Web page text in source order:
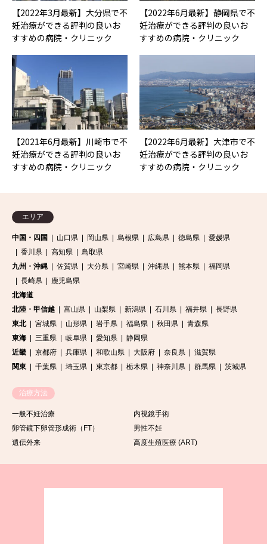
【2022年3月最新】大分県で不
妊治療ができる評判の良いお
すすめの病院・クリニック
【2022年6月最新】静岡県で不
妊治療ができる評判の良いお
すすめの病院・クリニック
【2021年6月最新】川崎市で不
妊治療ができる評判の良いお
すすめの病院・クリニック
【2022年6月最新】大津市で不
妊治療ができる評判の良いお
すすめの病院・クリニック
エリア
中国・四国 山口県 岡山県 島根県 広島県 徳島県
愛媛県
香川県
高知県
鳥取県
九州・沖縄
佐賀県 大分県 宮崎県 沖縄県 熊本県
福岡県
長崎県
鹿児島県
北海道
北陸・甲信越
富山県 山梨県 新潟県 石川県 福井県
長野県
東北
宮城県 山形県 岩手県 福島県 秋田県
青森県
東海
三重県 岐阜県 愛知県
静岡県
近畿
京都府 兵庫県 和歌山県 大阪府 奈良県
滋賀県
関東
千葉県 埼玉県 東京都 栃木県 神奈川県 群馬県 茨城県
治療方法
一般不妊治療
内視鏡手術
卵管鏡下卵管形成術（FT）
男性不妊
遺伝外来
高度生殖医療 (ART)